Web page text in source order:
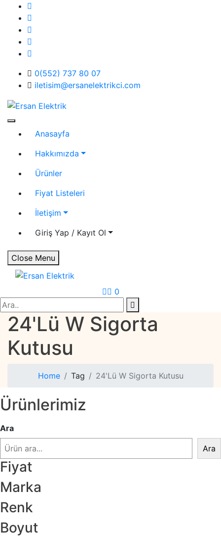
content
0(552) 737 80 07
iletisim@ersanelektrikci.com
Ersan Elektrik
Elektrik | Otomasyon
Anasayfa
Hakkımızda
Ürünler
Fiyat Listeleri
İletişim
Giriş Yap / Kayıt Ol
Close Menu
0
Search
24'Lü W Sigorta
Kutusu
Home Tag 24'Lü W Sigorta Kutusu
Ürünlerimiz
Ara
Ara
Fiyat
Marka
Renk
Boyut